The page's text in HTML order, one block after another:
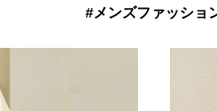
#メンズファッショ